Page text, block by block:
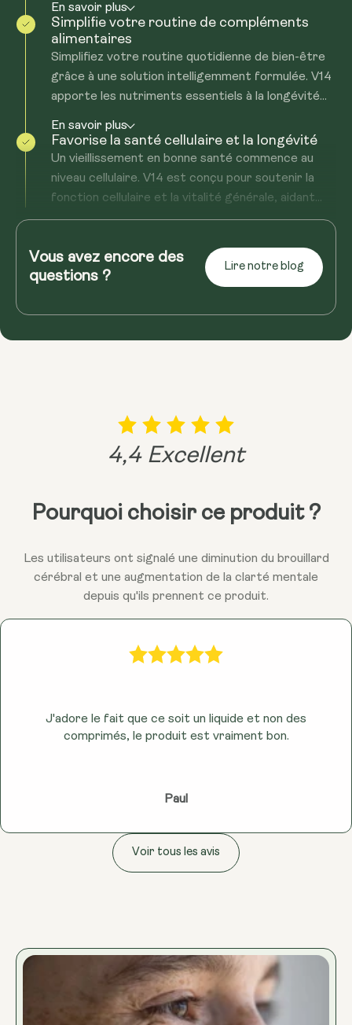
En savoir plus
Simplifie votre routine de compléments
alimentaires
Simplifiez votre routine quotidienne de bien-être
grâce à une solution intelligemment formulée. V14
apporte les nutriments essentiels à la longévité...
En savoir plus
Favorise la santé cellulaire et la longévité
Un vieillissement en bonne santé commence au
niveau cellulaire. V14 est conçu pour soutenir la
fonction cellulaire et la vitalité générale, aidant...
coup de barre
Profitez d'une énergie stable et équilibrée qui
le réveil. V14 aide à favoriser la production
Vous avez encore des
questions ?
Lire notre blog
4,4 Excellent
Pourquoi choisir ce produit ?
Les utilisateurs ont signalé une diminution du brouillard
cérébral et une augmentation de la clarté mentale
depuis qu'ils prennent ce produit.
J'adore le fait que ce soit un liquide et non des
comprimés, le produit est vraiment bon.
Paul
Voir tous les avis